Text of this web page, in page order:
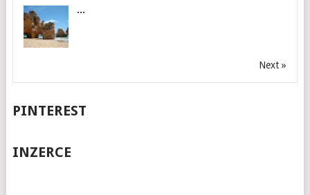
...
Next »
PINTEREST
INZERCE